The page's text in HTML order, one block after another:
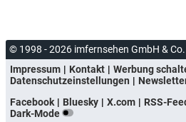
© 1998 - 2026 imfernsehen GmbH & Co.
Impressum
Kontakt Werbung
Datenschutzeinstellungen
Facebook
Bluesky X.com RSS-
Dark-Mode